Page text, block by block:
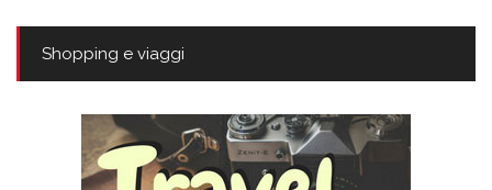
Shopping e viaggi